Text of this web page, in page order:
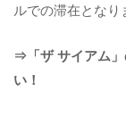
ルでの滞在となり
⇒「ザ サイアム」
い！